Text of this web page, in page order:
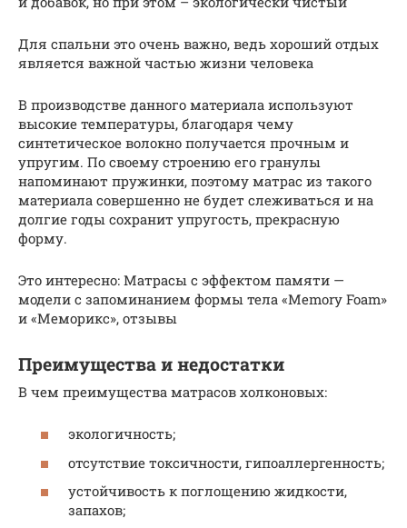
Для спальни это очень важно, ведь хороший отдых
является важной частью жизни человека
В производстве данного материала используют
высокие температуры, благодаря чему
синтетическое волокно получается прочным и
упругим. По своему строению его гранулы
напоминают пружинки, поэтому матрас из такого
материала совершенно не будет слеживаться и на
долгие годы сохранит упругость, прекрасную
форму.
Это интересно: Матрасы с эффектом памяти —
модели с запоминанием формы тела «Memory Foam»
и «Меморикс», отзывы
Преимущества и недостатки
В чем преимущества матрасов холконовых:
экологичность;
отсутствие токсичности, гипоаллергенность;
устойчивость к поглощению жидкости,
запахов;